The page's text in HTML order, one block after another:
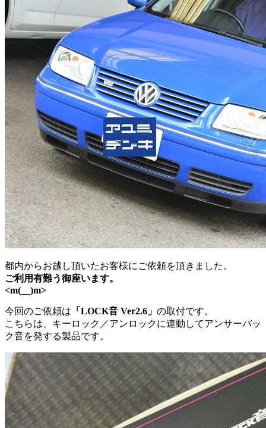
都内からお越し頂いたお客様にご依頼を頂きました。
ご利用有難う御座います。
<m(__)m>
今回のご依頼は 「LOCK音 Ver2.6」 の取付です。
こちらは、キーロック／アンロックに連動してアンサーバッ
ク音を発する製品です。